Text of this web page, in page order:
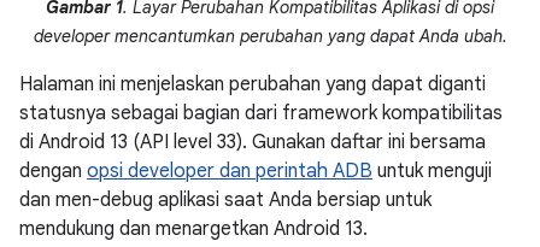
Gambar 1. Layar Perubahan Kompatibilitas Aplikasi di opsi
developer mencantumkan perubahan yang dapat Anda ubah.
Halaman ini menjelaskan perubahan yang dapat diganti
statusnya sebagai bagian dari framework kompatibilitas
di Android 13 (API level 33). Gunakan daftar ini bersama
dengan opsi developer dan perintah ADB untuk menguji
dan men-debug aplikasi saat Anda bersiap untuk
mendukung dan menargetkan Android 13.